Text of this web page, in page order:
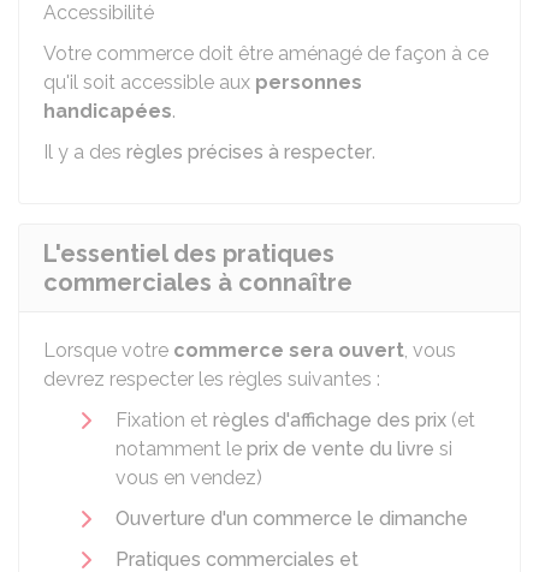
Accessibilité
Votre commerce doit être aménagé de façon à ce
qu'il soit accessible aux personnes
handicapées.
Il y a des règles précises à respecter.
L'essentiel des pratiques
commerciales à connaître
Lorsque votre commerce sera ouvert, vous
devrez respecter les règles suivantes :
Fixation et règles d'affichage des prix (et
notamment le prix de vente du livre si
vous en vendez)
Ouverture d'un commerce le dimanche
Pratiques commerciales et